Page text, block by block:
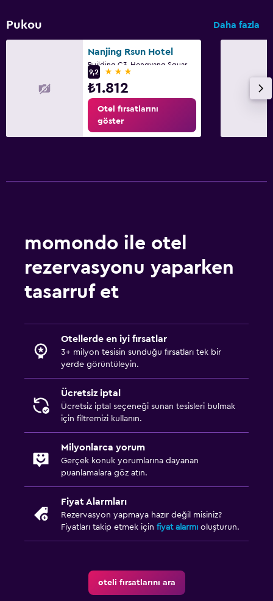
Pukou Daha fazla
Nanjing Rsun Hotel
Building C3, Hongyang Square, No. 48, Nankin
9,2
3 yıldız
₺1.812
Otel fırsatlarını
göster
momondo ile otel
rezervasyonu yaparken
tasarruf et
Otellerde en iyi fırsatlar
3+ milyon tesisin sunduğu fırsatları tek bir
yerde görüntüleyin.
Ücretsiz iptal
Ücretsiz iptal seçeneği sunan tesisleri bulmak
için filtremizi kullanın.
Milyonlarca yorum
Gerçek konuk yorumlarına dayanan
puanlamalara göz atın.
Fiyat Alarmları
Rezervasyon yapmaya hazır değil misiniz?
Fiyatları takip etmek için fiyat alarmı oluşturun.
oteli fırsatlarını ara